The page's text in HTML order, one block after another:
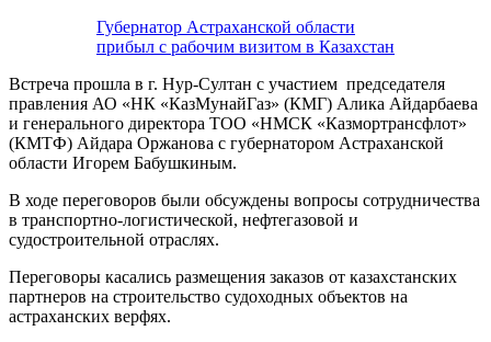
Губернатор Астраханской области
прибыл с рабочим визитом в Казахстан
Встреча прошла в г. Нур-Султан с участием председателя
правления АО «НК «КазМунайГаз» (КМГ) Алика Айдарбаева
и генерального директора ТОО «НМСК «Казмортрансфлот»
(КМТФ) Айдара Оржанова с губернатором Астраханской
области Игорем Бабушкиным.
В ходе переговоров были обсуждены вопросы сотрудничества
в транспортно-логистической, нефтегазовой и
судостроительной отраслях.
Переговоры касались размещения заказов от казахстанских
партнеров на строительство судоходных объектов на
астраханских верфях.